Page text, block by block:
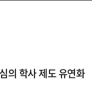
의 학사 제도 유연화